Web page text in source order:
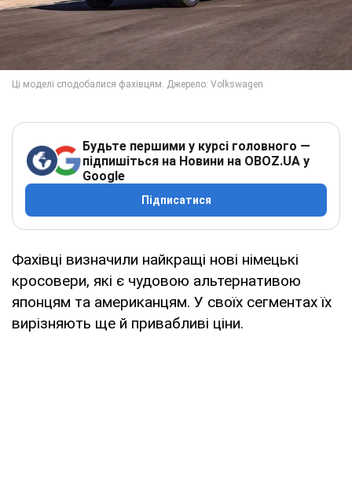
Будьте першими у курсі головного —
підпишіться на Новини на OBOZ.UA у
Google
Підписатися
Фахівці визначили найкращі нові німецькі
кросовери, які є чудовою альтернативою
японцям та американцям. У своїх сегментах їх
вирізняють ще й привабливі ціни.